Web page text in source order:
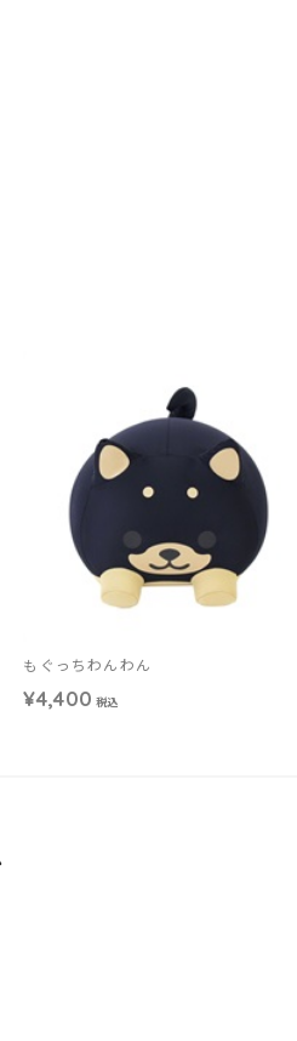
もぐっちわんわん
¥4,400 税込